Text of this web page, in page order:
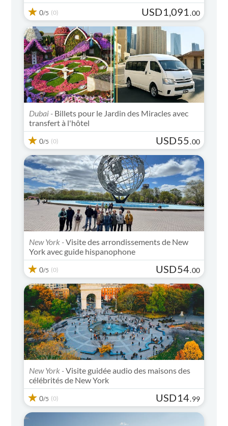
0/5 (0) USD1,091 .00
Dubai - Billets pour le Jardin des Miracles avec
transfert à l'hôtel
0/5 (0) USD55.00
New York -Visite des arrondissements de New
York avec guide hispanophone
0/5 (0) USD54.00
New York -Visite guidée audio des maisons des
célébrités de New York
0/5 (0) USD14.99